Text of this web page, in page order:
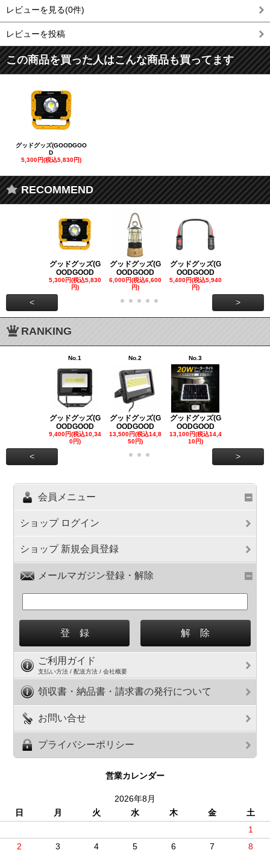
レビューを見る(0件)
レビューを投稿
この商品を買った人はこんな商品も買ってます
グッドグッズ(GOODGOO
D
5,300円(税込5,830円)
RECOMMEND
グッドグッズ(G
OODGOOD
5,300円(税込5,830
円)
グッドグッズ(G
OODGOOD
6,000円(税込6,600
円)
グッドグッズ(G
OODGOOD
5,400円(税込5,940
円)
< >
RANKING
No.1
グッドグッズ(G
OODGOOD
9,400円(税込10,34
0円)
No.2
グッドグッズ(G
OODGOOD
13,500円(税込14,8
50円)
No.3
グッドグッズ(G
OODGOOD
13,100円(税込14,4
10円)
< >
会員メニュー
ショップ ログイン
ショップ 新規会員登録
メールマガジン登録・解除
ご利用ガイド
支払い方法 / 配送方法 / 会社概要
領収書・納品書・請求書の発行について
お問い合せ
プライバシーポリシー
営業カレンダー
2026年8月
日
月 火 水 木 金
土
1
2
3 4 5 6 7 8